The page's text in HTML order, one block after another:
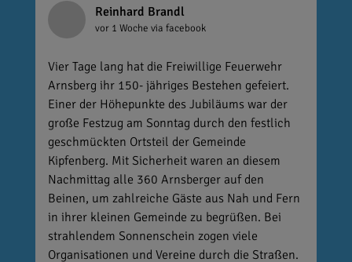
Reinhard Brandl
vor 1 Woche via facebook
Vier Tage lang hat die Freiwillige Feuerwehr
Arnsberg ihr 150- jähriges Bestehen gefeiert.
Einer der Höhepunkte des Jubiläums war der
große Festzug am Sonntag durch den festlich
geschmückten Ortsteil der Gemeinde
Kipfenberg. Mit Sicherheit waren an diesem
Nachmittag alle 360 Arnsberger auf den
Beinen, um zahlreiche Gäste aus Nah und Fern
in ihrer kleinen Gemeinde zu begrüßen. Bei
strahlendem Sonnenschein zogen viele
Organisationen und Vereine durch die Straßen.